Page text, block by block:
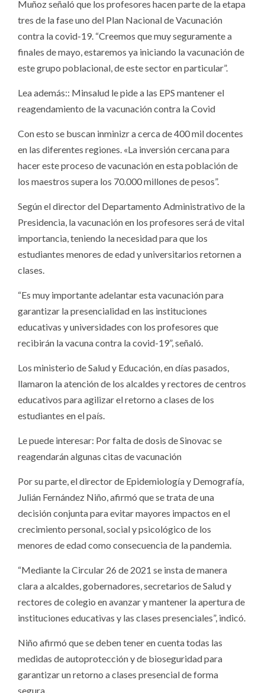
Muñoz señaló que los profesores hacen parte de la etapa
tres de la fase uno del Plan Nacional de Vacunación
contra la covid-19. “Creemos que muy seguramente a
finales de mayo, estaremos ya iniciando la vacunación de
este grupo poblacional, de este sector en particular”.
Lea además:: Minsalud le pide a las EPS mantener el
reagendamiento de la vacunación contra la Covid
Con esto se buscan inminizr a cerca de 400 mil docentes
en las diferentes regiones. «La inversión cercana para
hacer este proceso de vacunación en esta población de
los maestros supera los 70.000 millones de pesos”.
Según el director del Departamento Administrativo de la
Presidencia, la vacunación en los profesores será de vital
importancia, teniendo la necesidad para que los
estudiantes menores de edad y universitarios retornen a
clases.
“Es muy importante adelantar esta vacunación para
garantizar la presencialidad en las instituciones
educativas y universidades con los profesores que
recibirán la vacuna contra la covid-19”, señaló.
Los ministerio de Salud y Educación, en días pasados,
llamaron la atención de los alcaldes y rectores de centros
educativos para agilizar el retorno a clases de los
estudiantes en el país.
Le puede interesar: Por falta de dosis de Sinovac se
reagendarán algunas citas de vacunación
Por su parte, el director de Epidemiología y Demografía,
Julián Fernández Niño, afirmó que se trata de una
decisión conjunta para evitar mayores impactos en el
crecimiento personal, social y psicológico de los
menores de edad como consecuencia de la pandemia.
“Mediante la Circular 26 de 2021 se insta de manera
clara a alcaldes, gobernadores, secretarios de Salud y
rectores de colegio en avanzar y mantener la apertura de
instituciones educativas y las clases presenciales”, indicó.
Niño afirmó que se deben tener en cuenta todas las
medidas de autoprotección y de bioseguridad para
garantizar un retorno a clases presencial de forma
segura.